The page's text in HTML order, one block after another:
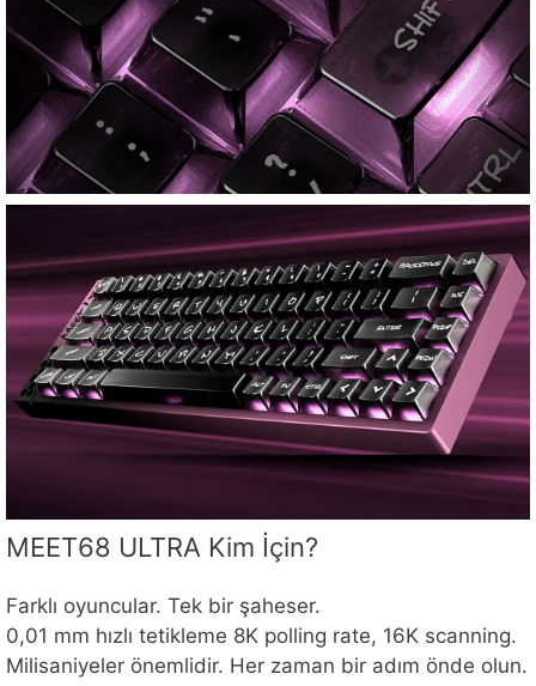
MEET68 ULTRA Kim İçin?
Farklı oyuncular. Tek bir şaheser.
0,01 mm hızlı tetikleme 8K polling rate, 16K scanning.
Milisaniyeler önemlidir. Her zaman bir adım önde olun.